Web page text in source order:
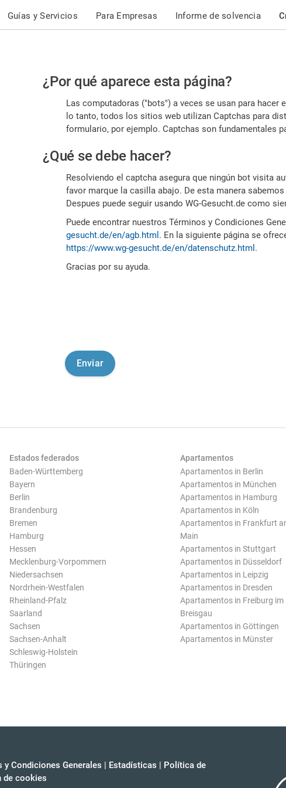
Guías y Servicios Para Empresas Informe de solvencia
Por
favor,
confirme
es
humano
¿Por qué aparece esta página?
Las computadoras ("bots") a veces se usan para hacer
lo tanto, todos los sitios web utilizan Captchas para
formulario, por ejemplo. Captchas son fundamentales
¿Qué se debe hacer?
Resolviendo el captcha asegura que ningún bot visita
favor marque la casilla abajo. De esta manera
Despues puede seguir usando WG-Gesucht.de como
Puede encontrar nuestros Términos y Condiciones
gesucht.de/en/agb.html . En la siguiente página se
https://www.wg-gesucht.de/en/datenschutz.html .
Gracias por su ayuda.
Estados federados
Baden-Württemberg
Bayern
Berlin
Brandenburg
Bremen
Hamburg
Hessen
Mecklenburg-Vorpommern
Niedersachsen
Nordrhein-Westfalen
Rheinland-Pfalz
Saarland
Sachsen
Sachsen-Anhalt
Schleswig-Holstein
Thüringen
Apartamentos
Apartamentos in Berlin
Apartamentos in München
Apartamentos in Hamburg
Apartamentos in Köln
Apartamentos in Frankfurt
Main
Apartamentos in Stuttgart
Apartamentos in Düsseldorf
Apartamentos in Leipzig
Apartamentos in Dresden
Apartamentos in Freiburg im
Breisgau
Apartamentos in Göttingen
Apartamentos in Münster
y Condiciones Generales | Estadísticas | Política de
de cookies